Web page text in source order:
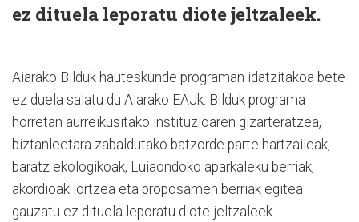
ez dituela leporatu diote jeltzaleek.
Aiarako Bilduk hauteskunde programan idatzitakoa bete
ez duela salatu du Aiarako EAJk. Bilduk programa
horretan aurreikusitako instituzioaren gizarteratzea,
biztanleetara zabaldutako batzorde parte hartzaileak,
baratz ekologikoak, Luiaondoko aparkaleku berriak,
akordioak lortzea eta proposamen berriak egitea
gauzatu ez dituela leporatu diote jeltzaleek.